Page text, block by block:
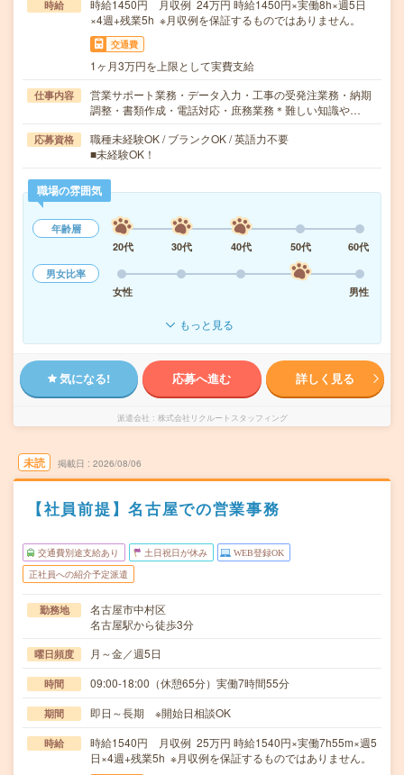
時給
時給1450円 月収例 24万円 時給1450円×実働8h×週5日
×4週+残業5h ※月収例を保証するものではありません。
交通費
1ヶ月3万円を上限として実費支給
仕事内容
営業サポート業務・データ入力・工事の受発注業務・納期
調整・書類作成・電話対応・庶務業務＊難しい知識や…
応募資格
職種未経験OK / ブランクOK / 英語力不要
■未経験OK！
職場の雰囲気
年齢層
20代
30代 40代 50代
60代
男女比率
女性
男性
もっと見る
気になる! 応募へ進む 詳しく見る
派遣会社 株式会社リクルートスタッフィング
未読 掲載日 2026/08/06
【社員前提】名古屋での営業事務
交通費別途支給あり 土日祝日が休み WEB登録OK
正社員への紹介予定派遣
勤務地
名古屋市中村区
名古屋駅から徒歩3分
曜日頻度 月～金／週5日
時間 09:00-18:00（休憩65分）実働7時間55分
期間 即日～長期 ※開始日相談OK
時給
時給1540円 月収例 25万円 時給1540円×実働7h55m×週5
日×4週+残業5h ※月収例を保証するものではありません。